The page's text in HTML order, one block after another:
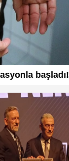
başladı!